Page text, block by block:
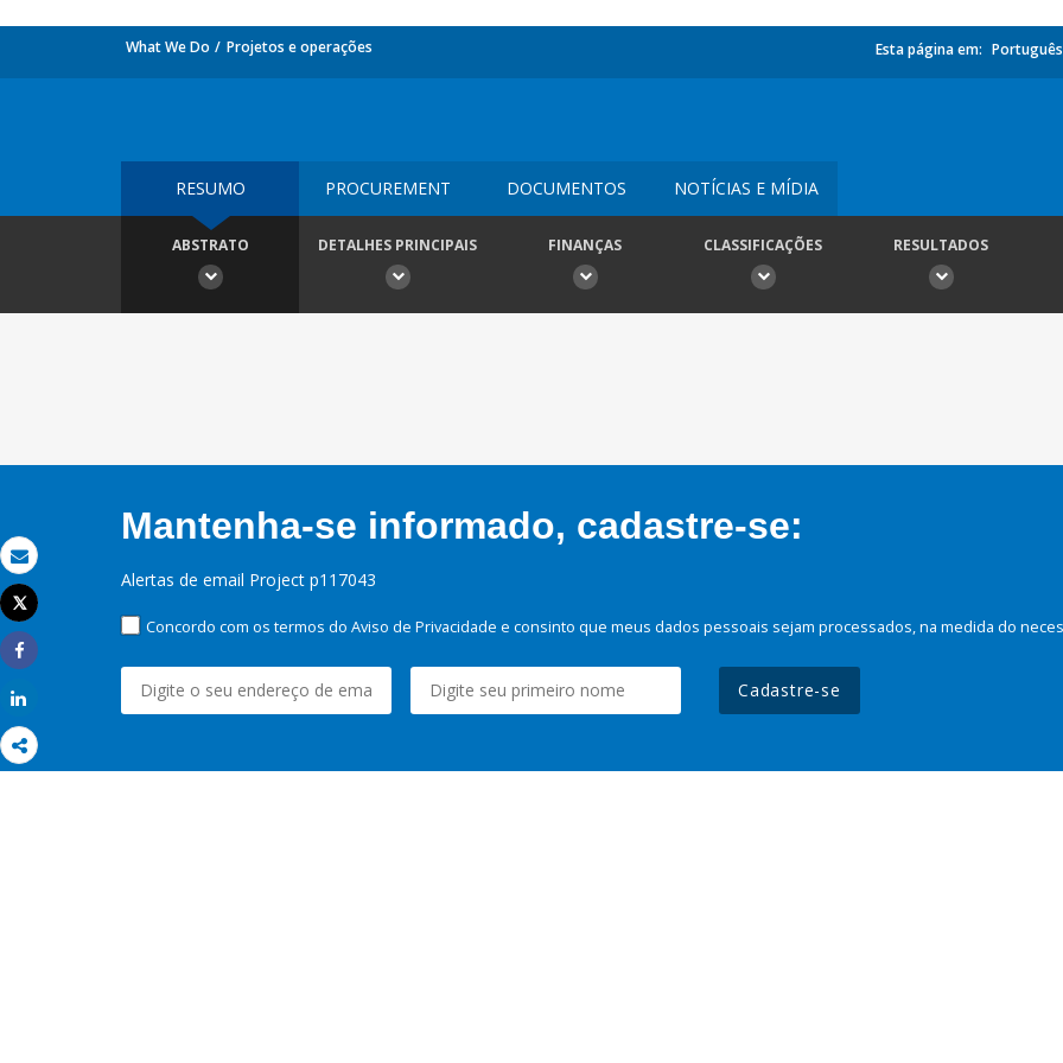
Email
Imprimir
Tweet
Share
What We Do Projetos e operações Esta página em: Português
RESUMO PROCUREMENT DOCUMENTOS NOTÍCIAS E MÍDIA
ABSTRATO DETALHES PRINCIPAIS FINANÇAS CLASSIFICAÇÕES RESULTADOS
Mantenha-se informado, cadastre-se:
Alertas de email Project p117043
Concordo com os termos do Aviso de Privacidade e consinto que meus dados pessoais sejam processados, na medida do
Cadastre-se